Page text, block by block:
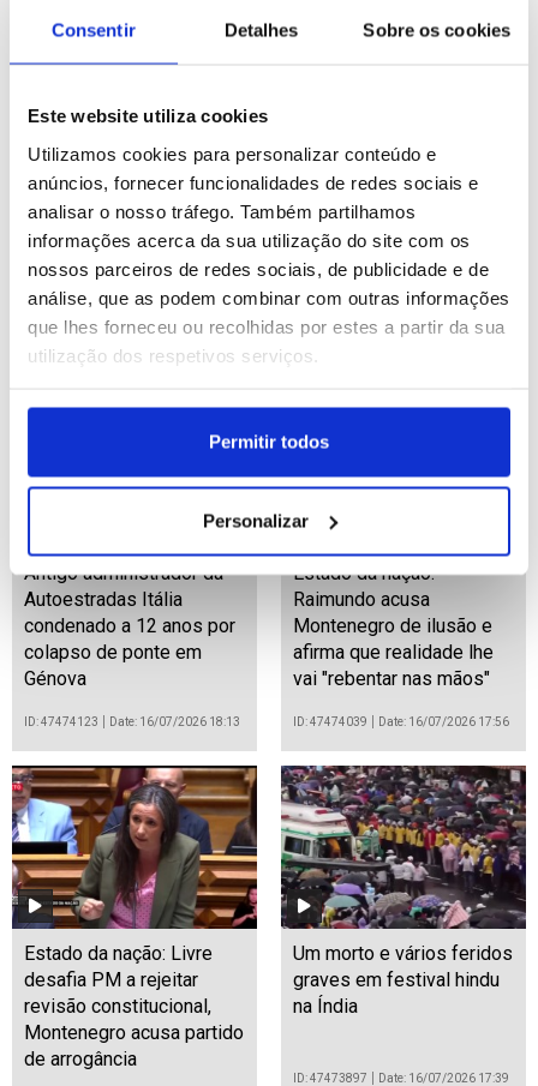
Consentir Detalhes Sobre os cookies
Este website utiliza cookies
Utilizamos cookies para personalizar conteúdo e
anúncios, fornecer funcionalidades de redes sociais e
analisar o nosso tráfego. Também partilhamos
informações acerca da sua utilização do site com os
nossos parceiros de redes sociais, de publicidade e de
análise, que as podem combinar com outras informações
que lhes forneceu ou recolhidas por estes a partir da sua
utilização dos respetivos serviços.
Permitir todos
Personalizar
Estado da nação: JPP
lamenta que PM não
tenha referido regiões
autónomas e Montenegro
diz “trabalhar para todos”
ID: 47474231
Estado da nação: BE
compara Governo à
plataforma de correção
dos exames porque “nada
funciona”
ID: 47474207 Date: 16/07/2026 18:35
Antigo administrador da
Autoestradas Itália
condenado a 12 anos por
colapso de ponte em
Génova
ID: 47474123 Date: 16/07/2026 18:13
Estado da nação:
Raimundo acusa
Montenegro de ilusão e
afirma que realidade lhe
vai "rebentar nas mãos"
ID: 47474039 Date: 16/07/2026 17:56
Estado da nação: Livre
desafia PM a rejeitar
revisão constitucional,
Montenegro acusa partido
de arrogância
Um morto e vários feridos
graves em festival hindu
na Índia
ID: 47473897 Date: 16/07/2026 17:39